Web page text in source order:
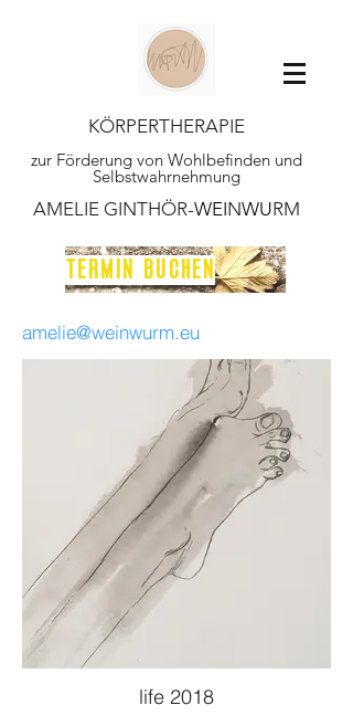
KÖRPERTHERAPIE
zur Förderung von Wohlbefinden und
Selbstwahrnehmung
AMELIE GINTHÖR-WEINWURM
TERMIN BUCHEN
amelie@weinwurm.eu
life 2018